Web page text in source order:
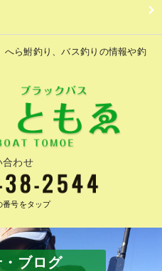
ら鮒釣り、バス釣りの情報や釣
合わせ
番号をタップ
ブログ